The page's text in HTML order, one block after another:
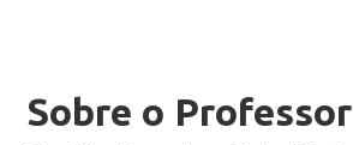
Sobre o Professor